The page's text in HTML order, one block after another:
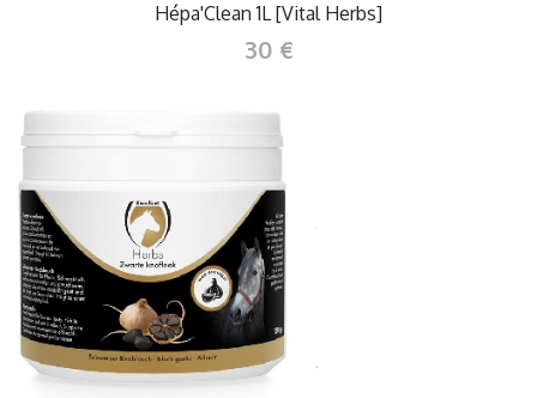
Hépa'Clean 1L [Vital Herbs]
30 €